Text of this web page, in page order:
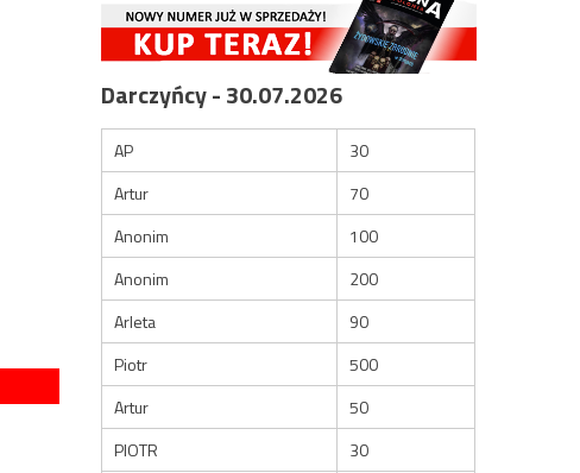
Darczyńcy - 30.07.2026
AP
30
Artur
70
Anonim
100
Anonim
200
Arleta
90
Piotr
500
Artur
50
PIOTR
30